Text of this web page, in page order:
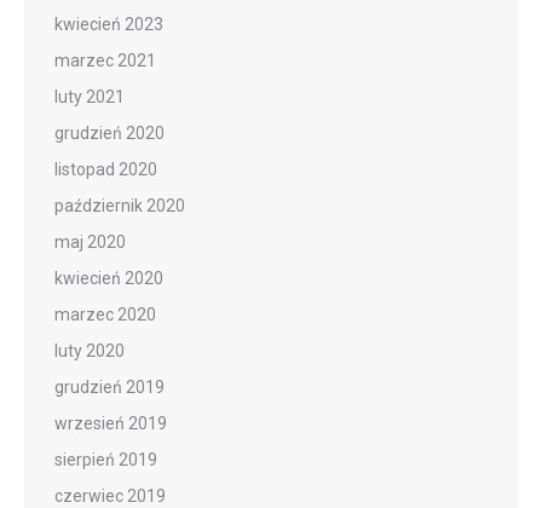
kwiecień 2023
marzec 2021
luty 2021
grudzień 2020
listopad 2020
październik 2020
maj 2020
kwiecień 2020
marzec 2020
luty 2020
grudzień 2019
wrzesień 2019
sierpień 2019
czerwiec 2019